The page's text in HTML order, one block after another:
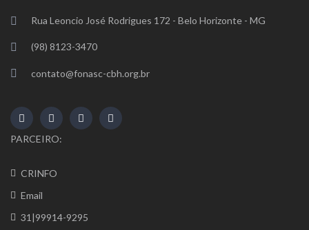
Rua Leoncio José Rodrigues 172 - Belo Horizonte - MG
(98) 8123-3470
contato@fonasc-cbh.org.br
PARCEIRO:
CRINFO
Email
31|99914-9295